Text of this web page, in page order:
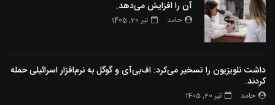
آن را افزایش می‌دهد.
حامد تیر 20, 1405
داشت تلویزیون را تسخیر می‌کرد: اف‌بی‌آی و گوگل به نرم‌افزار اسرائیلی حمله
کردند.
حامد تیر 20, 1405